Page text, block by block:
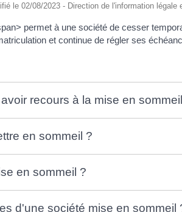
le 02/08/2023 - Direction de l'information
permet à une société de cesser
et continue de régler ses
recours à la mise en
en sommeil ?
en sommeil ?
d'une société mise en sommeil